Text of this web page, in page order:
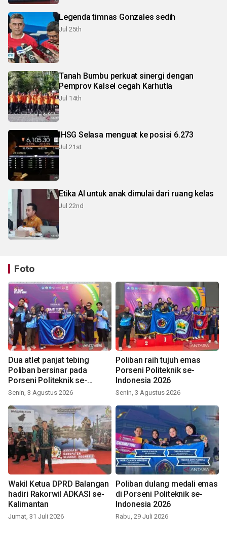
Legenda timnas Gonzales sedih
Jul 25th
Tanah Bumbu perkuat sinergi dengan
Pemprov Kalsel cegah Karhutla
Jul 14th
IHSG Selasa menguat ke posisi 6.273
Jul 21st
Etika AI untuk anak dimulai dari ruang kelas
Jul 22nd
Foto
Dua atlet panjat tebing
Poliban bersinar pada
Porseni Politeknik se-
Indonesia 2026
Senin, 3 Agustus 2026
Poliban raih tujuh emas
Porseni Politeknik se-
Indonesia 2026
Senin, 3 Agustus 2026
Wakil Ketua DPRD Balangan
hadiri Rakorwil ADKASI se-
Kalimantan
Jumat, 31 Juli 2026
Poliban dulang medali emas
di Porseni Politeknik se-
Indonesia 2026
Rabu, 29 Juli 2026